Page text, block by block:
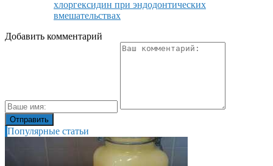
хлоргексидин при эндодонтических
вмешательствах
Добавить комментарий
Популярные статьи